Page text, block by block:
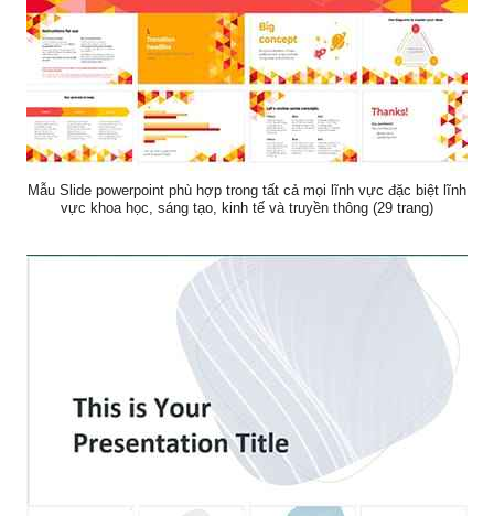
Mẫu Slide powerpoint phù hợp trong tất cả mọi lĩnh vực đặc biệt lĩnh
vực khoa học, sáng tạo, kinh tế và truyền thông (29 trang)